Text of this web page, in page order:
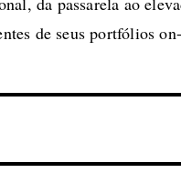
de seus portfólios